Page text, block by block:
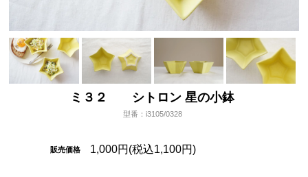
ミ３２ シトロン 星の小鉢
型番：i3105/0328
販売価格 1,000円(税込1,100円)